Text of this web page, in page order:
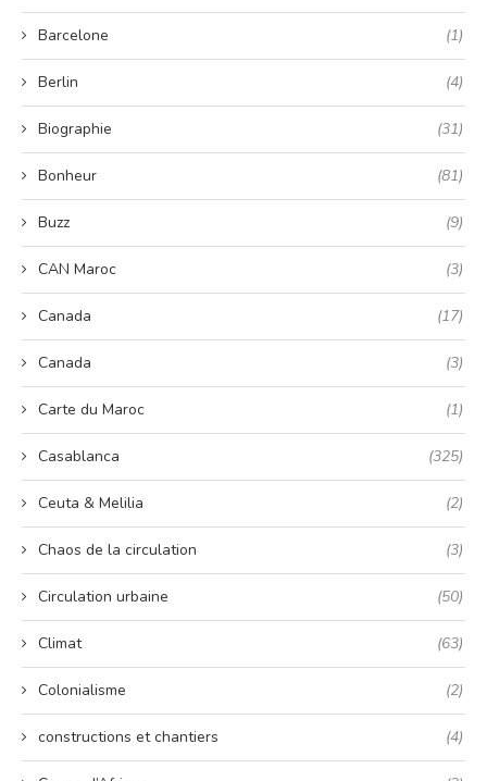
Barcelone (1)
Berlin (4)
Biographie (31)
Bonheur (81)
Buzz (9)
CAN Maroc (3)
Canada (17)
Canada (3)
Carte du Maroc (1)
Casablanca (325)
Ceuta & Melilia (2)
Chaos de la circulation (3)
Circulation urbaine (50)
Climat (63)
Colonialisme (2)
constructions et chantiers (4)